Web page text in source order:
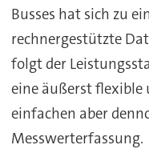
Busses hat sich zu
rechnergestützte
folgt der
eine äußerst flexible
einfachen aber
Messwerterfassung.